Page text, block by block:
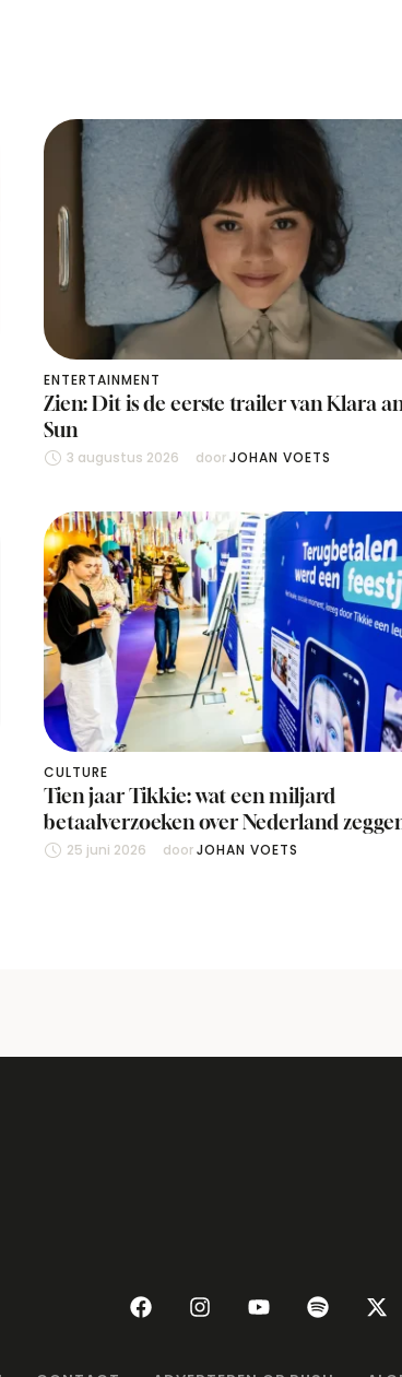
ENTERTAINMENT
Zien: Dit is de eerste trailer van Klara
Sun
3 augustus 2026 door JOHAN VOETS
CULTURE
Tien jaar Tikkie: wat een miljard
betaalverzoeken over Nederland
25 juni 2026 door JOHAN VOETS